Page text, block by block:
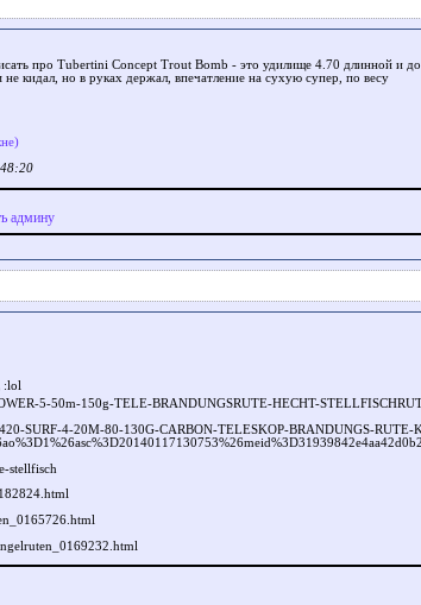
про Tubertini Concept Trout Bomb - это удилище 4.70 длинной и до
кидал, но в руках держал, впечатление на сухую супер, по весу
админу
5-50m-150g-TELE-BRANDUNGSRUTE-HECHT-
SURF-4-20M-80-130G-CARBON-TELESKOP-BRANDUNGS-RUTE-
stellfisch